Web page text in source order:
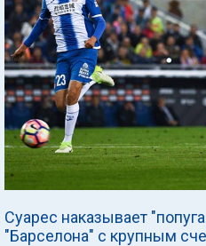
Суарес наказывает
"Барселона" с крупным